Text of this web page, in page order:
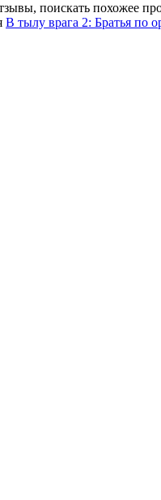
поискать похожее
В тылу врага 2: Братья по